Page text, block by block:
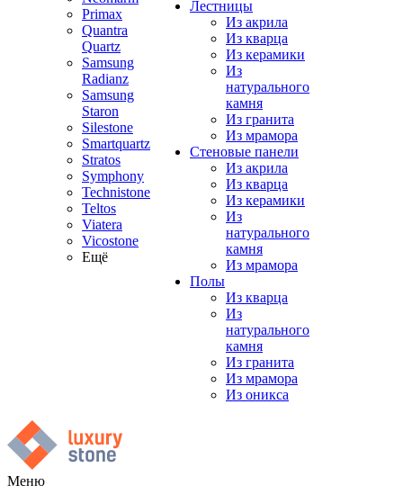
Primax
Quantra
Quartz
Samsung
Radianz
Samsung
Staron
Silestone
Smartquartz
Stratos
Symphony
Technistone
Teltos
Viatera
Vicostone
Ещё
Лестницы
Из акрила
Из кварца
Из керамики
Из
натурального
камня
Из гранита
Из мрамора
Стеновые панели
Из акрила
Из кварца
Из керамики
Из
натурального
камня
Из мрамора
Полы
Из кварца
Из
натурального
камня
Из гранита
Из мрамора
Из оникса
Меню